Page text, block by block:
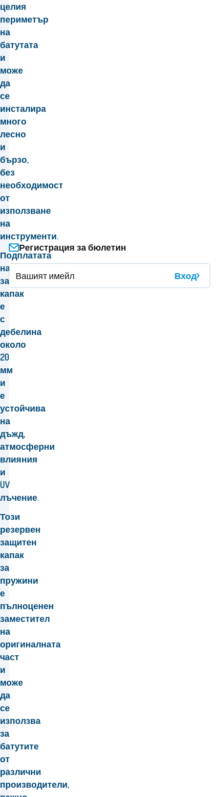
целия
периметър
на
батутата
и
може
да
се
инсталира
много
лесно
и
бързо,
без
необходимост
от
използване
на
инструменти.
Подплатата
на
защитния
капак
е
с
дебелина
около
20
мм
и
е
устойчива
на
дъжд,
атмосферни
влияния
и
UV
лъчение.
Този
резервен
защитен
капак
за
пружини
е
пълноценен
заместител
на
оригиналната
част
и
може
да
се
използва
за
батутите
от
различни
производители,
Регистрация за бюлетин
Вход